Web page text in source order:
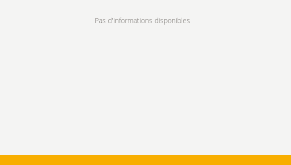
Pas d'informations disponibles